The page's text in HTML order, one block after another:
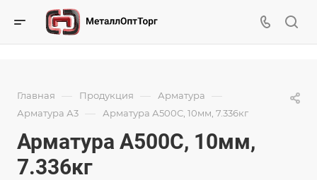
Главная — Продукция — Арматура —
Арматура А3 — Арматура А500С, 10мм, 7.336кг
Арматура А500С, 10мм,
7.336кг